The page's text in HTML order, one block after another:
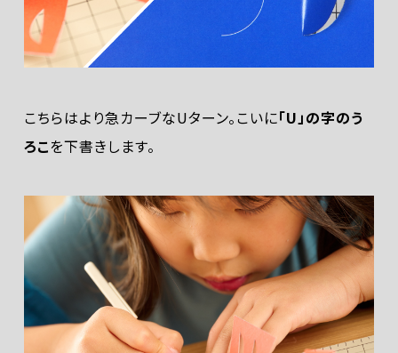
こちらはより急カーブなUターン。こいに「U」の字のう
ろこを下書きします。